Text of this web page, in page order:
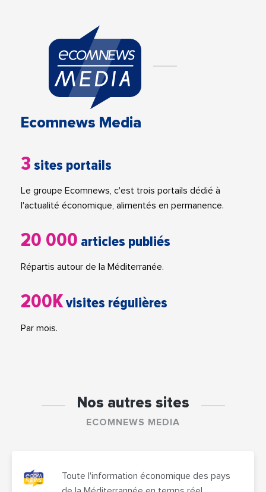
Ecomnews Media
3 sites portails
Le groupe Ecomnews, c'est trois portails dédié à
l'actualité économique, alimentés en permanence.
20 000 articles publiés
Répartis autour de la Méditerranée.
200Kvisites régulières
Par mois.
Nos autres sites
ECOMNEWS MEDIA
Toute l'information économique des pays